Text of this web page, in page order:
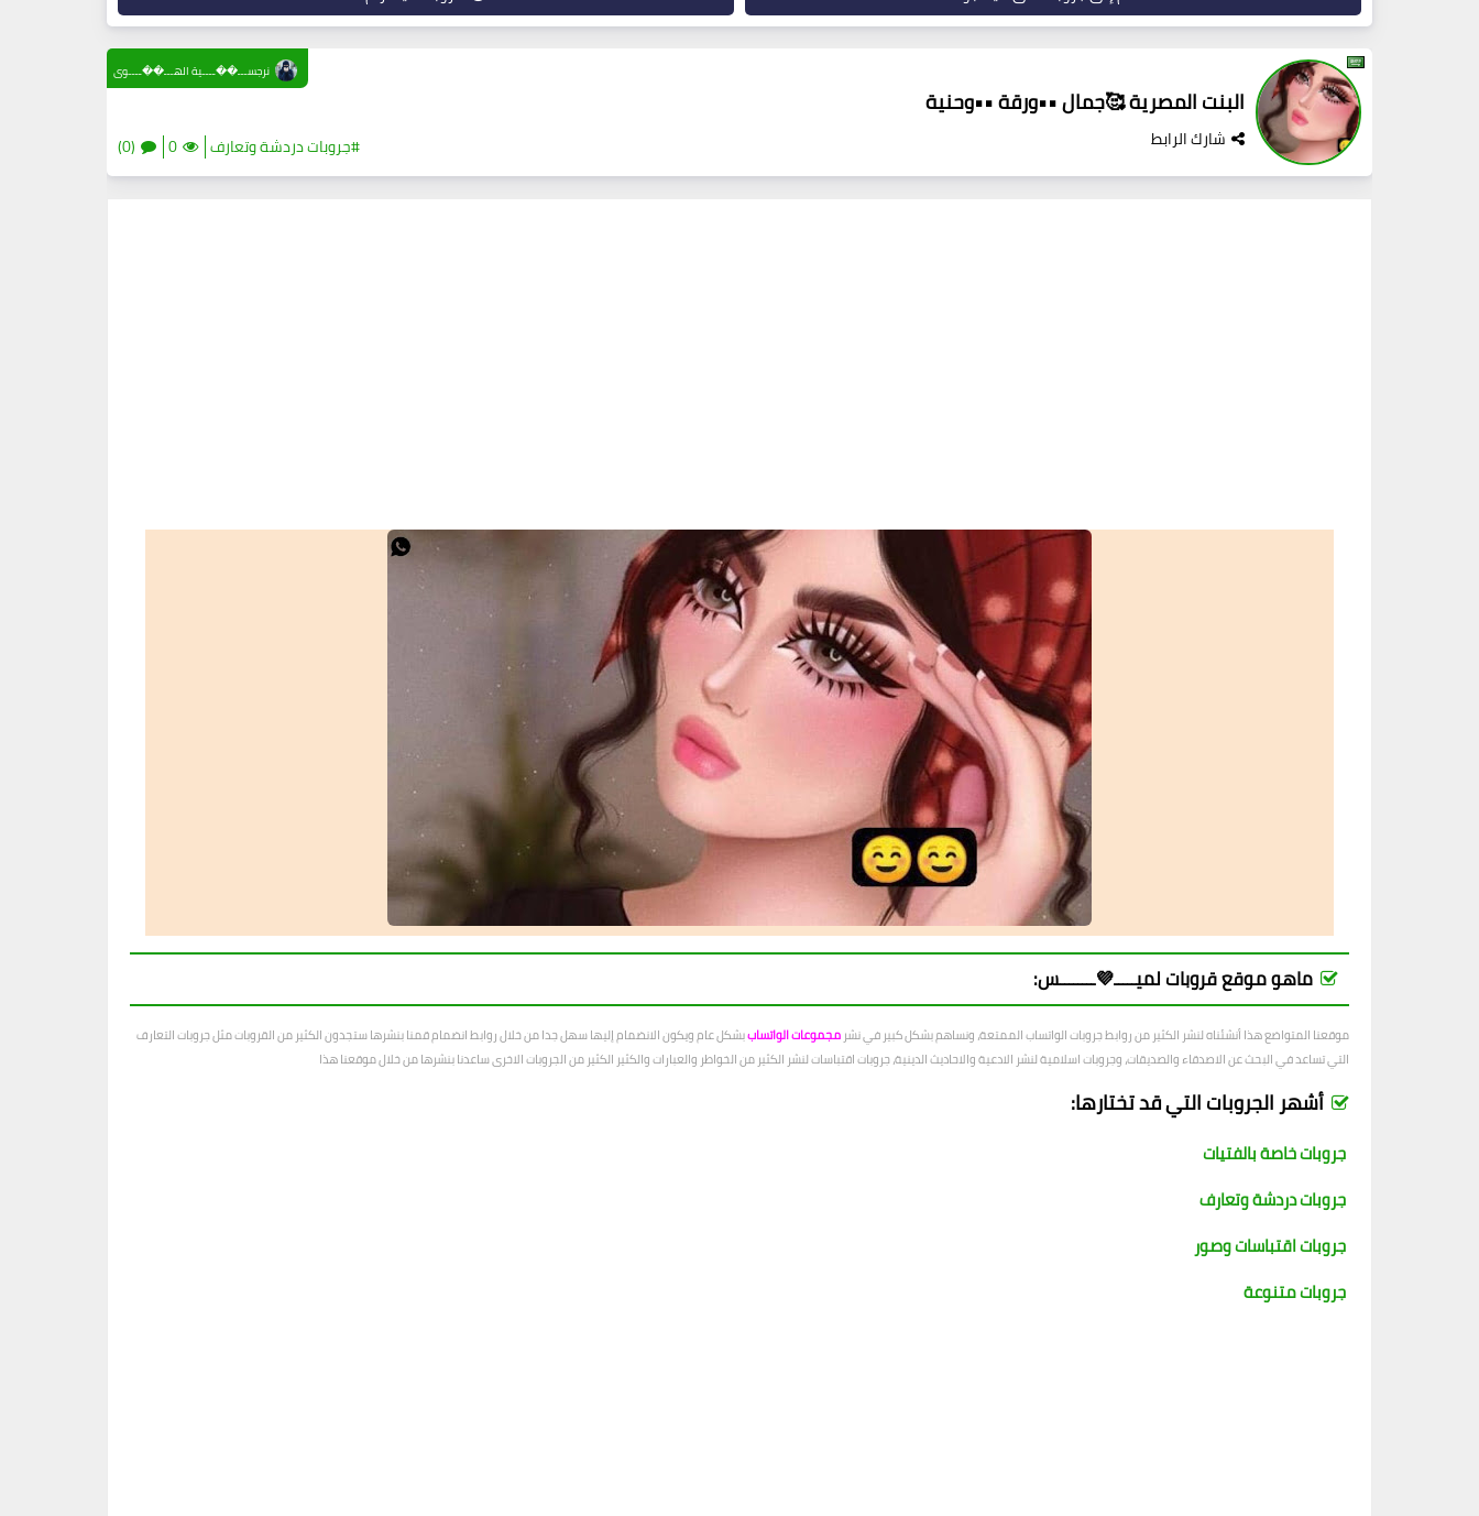
البنت المصرية 🥰جمال ••ورقة ••وحنية
شارك الرابط #جروبات دردشة وتعارف 0
(0)
نرجســـ��ــــية الهـــ��ــــوى
ماهو موقع قروبات لميـــــ💜ــــــــس:
موقعنا المتواضع هذا أنشئناه لنشر الكثير من روابط جروبات الواتساب الممتعة، ونساهم بشكل كبير في نشر مجموعات الواتساببشكل عام ويكون الانضمام إليها سهل جدا من خلال روابط انضمام قمنا بنشرها ستجدون الكثير من القروبات مثل جروبات التعارف
التي تساعد في البحث عن الاصدقاء والصديقات، وجروبات اسلامية لنشر الادعية والاحاديث الدينية، جروبات اقتباسات لنشر الكثير من الخواطر والعبارات والكثير الكثير من الجروبات الاخرى ساعدنا بنشرها من خلال موقعنا هذا
أشهر الجروبات التي قد تختارها:
جروبات خاصة بالفتيات
جروبات دردشة وتعارف
جروبات اقتباسات وصور
جروبات متنوعة